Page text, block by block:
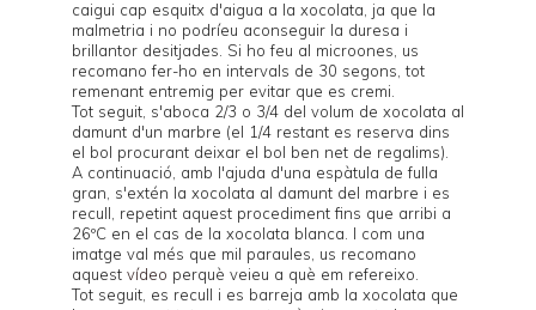
caigui cap esquitx d'aigua a la xocolata, ja que la
malmetria i no podríeu aconseguir la duresa i
brillantor desitjades. Si ho feu al microones, us
recomano fer-ho en intervals de 30 segons, tot
remenant entremig per evitar que es cremi.
Tot seguit, s'aboca 2/3 o 3/4 del volum de xocolata al
damunt d'un marbre (el 1/4 restant es reserva dins
el bol procurant deixar el bol ben net de regalims).
A continuació, amb l'ajuda d'una espàtula de fulla
gran, s'extén la xocolata al damunt del marbre i es
recull, repetint aquest procediment fins que arribi a
26ºC en el cas de la xocolata blanca. I com una
imatge val més que mil paraules, us recomano
aquest vídeo perquè veieu a què em refereixo.
Tot seguit, es recull i es barreja amb la xocolata que